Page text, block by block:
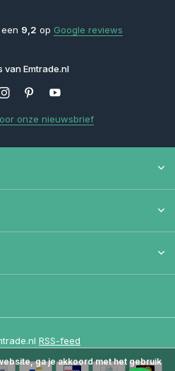
9,2 op Google reviews
van Emtrade.nl
onze nieuwsbrief
RSS-feed
ga je akkoord met het gebruik